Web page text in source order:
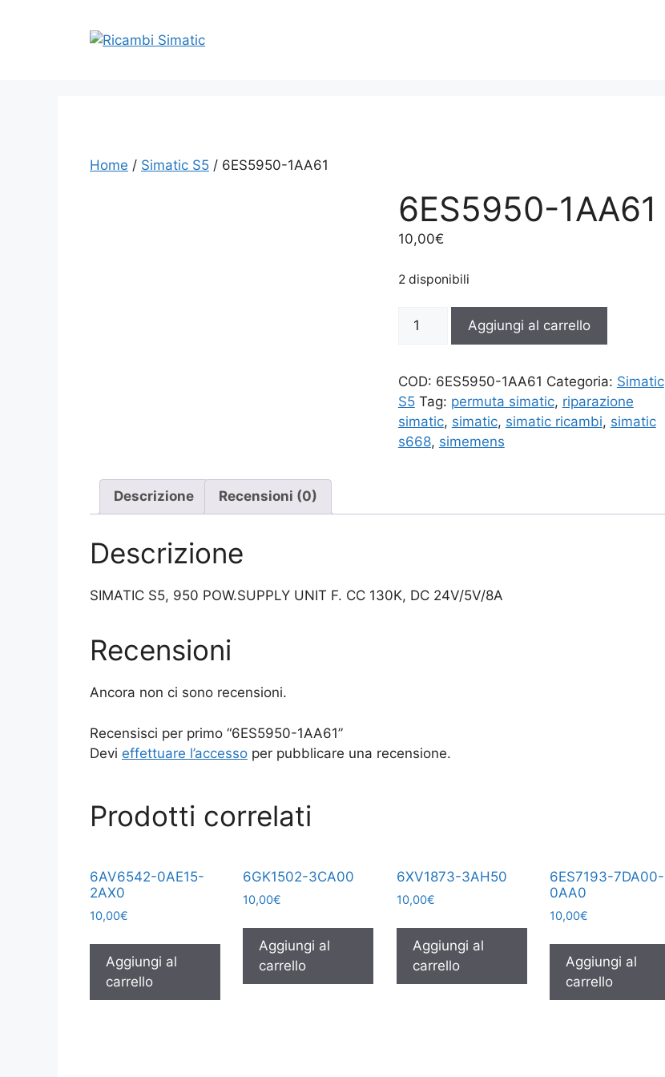
Home / Simatic S5 / 6ES5950-1AA61
6ES5950-1AA61
10,00€
2 disponibili
1AA61
Aggiungi al carrello
COD: 6ES5950-1AA61 Categoria: Simatic
S5 Tag: permuta simatic, riparazione
simatic, simatic, simatic ricambi, simatic
s668, simemens
Descrizione Recensioni (0)
Descrizione
SIMATIC S5, 950 POW.SUPPLY UNIT F. CC 130K, DC 24V/5V/8A
Recensioni
Ancora non ci sono recensioni.
Recensisci per primo “6ES5950-1AA61”
Devi effettuare l’accesso per pubblicare una recensione.
Prodotti correlati
6AV6542-0AE15-
2AX0
10,00€
Aggiungi al
carrello
6GK1502-3CA00
10,00€
Aggiungi al
carrello
6XV1873-3AH50
10,00€
Aggiungi al
carrello
6ES7193-7DA00-
0AA0
10,00€
Aggiungi al
carrello